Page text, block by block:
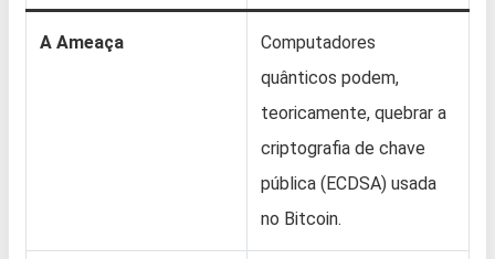
A Ameaça
Computadores
quânticos podem,
teoricamente, quebrar a
criptografia de chave
pública (ECDSA) usada
no Bitcoin.